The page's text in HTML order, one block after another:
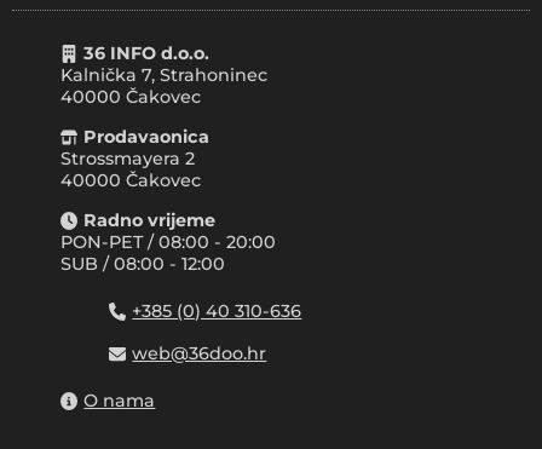
36 INFO d.o.o.
Kalnička 7, Strahoninec
40000 Čakovec
Prodavaonica
Strossmayera 2
40000 Čakovec
Radno vrijeme
PON-PET / 08:00 - 20:00
SUB / 08:00 - 12:00
+385 (0) 40 310-636
web@36doo.hr
O nama